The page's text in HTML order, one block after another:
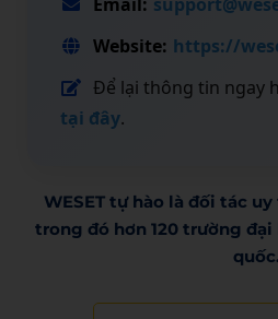
Website: https://
Để lại thông tin ngay
tại đây.
WESET tự hào là đối tác
trong đó hơn 120 trường
quốc.​